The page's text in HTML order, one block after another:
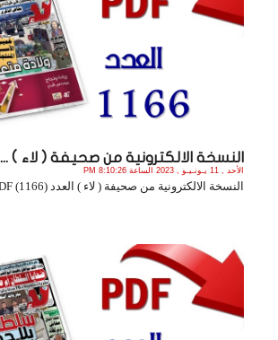
النسخة الالكترونية من صحيفة ( لاء ) ...
الأحد , 11 يـونـيـو , 2023 الساعة 8:10:26 PM
النسخة الالكترونية من صحيفة ( لاء ) العدد (1166) PDF. .